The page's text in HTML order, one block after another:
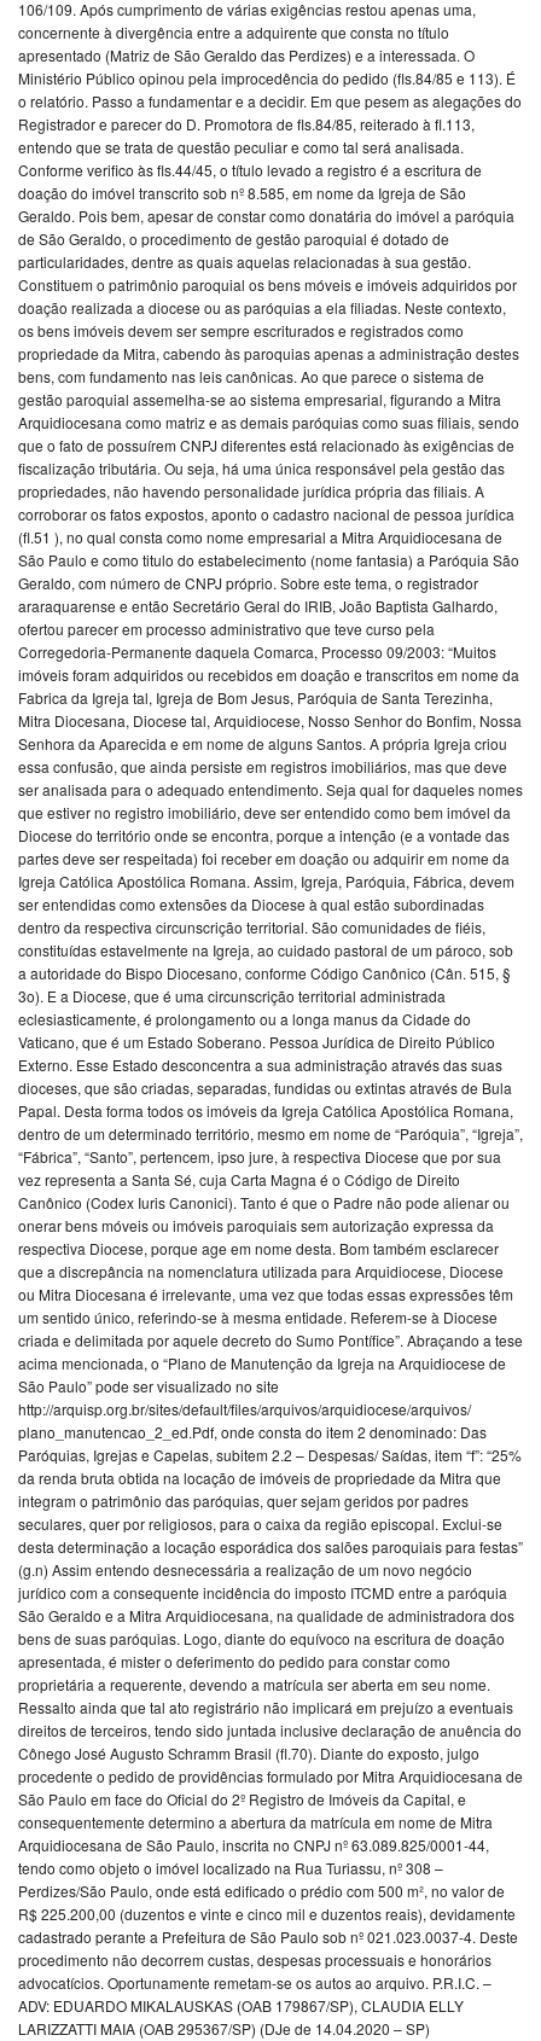
106/109. Após cumprimento de várias exigências restou apenas uma,
concernente à divergência entre a adquirente que consta no título
apresentado (Matriz de São Geraldo das Perdizes) e a interessada. O
Ministério Público opinou pela improcedência do pedido (fls.84/85 e 113). É
o relatório. Passo a fundamentar e a decidir. Em que pesem as alegações do
Registrador e parecer do D. Promotora de fls.84/85, reiterado à fl.113,
entendo que se trata de questão peculiar e como tal será analisada.
Conforme verifico às fls.44/45, o título levado a registro é a escritura de
doação do imóvel transcrito sob nº 8.585, em nome da Igreja de São
Geraldo. Pois bem, apesar de constar como donatária do imóvel a paróquia
de São Geraldo, o procedimento de gestão paroquial é dotado de
particularidades, dentre as quais aquelas relacionadas à sua gestão.
Constituem o patrimônio paroquial os bens móveis e imóveis adquiridos por
doação realizada a diocese ou as paróquias a ela filiadas. Neste contexto,
os bens imóveis devem ser sempre escriturados e registrados como
propriedade da Mitra, cabendo às paroquias apenas a administração destes
bens, com fundamento nas leis canônicas. Ao que parece o sistema de
gestão paroquial assemelha-se ao sistema empresarial, figurando a Mitra
Arquidiocesana como matriz e as demais paróquias como suas filiais, sendo
que o fato de possuírem CNPJ diferentes está relacionado às exigências de
fiscalização tributária. Ou seja, há uma única responsável pela gestão das
propriedades, não havendo personalidade jurídica própria das filiais. A
corroborar os fatos expostos, aponto o cadastro nacional de pessoa jurídica
(fl.51 ), no qual consta como nome empresarial a Mitra Arquidiocesana de
São Paulo e como titulo do estabelecimento (nome fantasia) a Paróquia São
Geraldo, com número de CNPJ próprio. Sobre este tema, o registrador
araraquarense e então Secretário Geral do IRIB, João Baptista Galhardo,
ofertou parecer em processo administrativo que teve curso pela
Corregedoria-Permanente daquela Comarca, Processo 09/2003: “Muitos
imóveis foram adquiridos ou recebidos em doação e transcritos em nome da
Fabrica da Igreja tal, Igreja de Bom Jesus, Paróquia de Santa Terezinha,
Mitra Diocesana, Diocese tal, Arquidiocese, Nosso Senhor do Bonfim, Nossa
Senhora da Aparecida e em nome de alguns Santos. A própria Igreja criou
essa confusão, que ainda persiste em registros imobiliários, mas que deve
ser analisada para o adequado entendimento. Seja qual for daqueles nomes
que estiver no registro imobiliário, deve ser entendido como bem imóvel da
Diocese do território onde se encontra, porque a intenção (e a vontade das
partes deve ser respeitada) foi receber em doação ou adquirir em nome da
Igreja Católica Apostólica Romana. Assim, Igreja, Paróquia, Fábrica, devem
ser entendidas como extensões da Diocese à qual estão subordinadas
dentro da respectiva circunscrição territorial. São comunidades de fiéis,
constituídas estavelmente na Igreja, ao cuidado pastoral de um pároco, sob
a autoridade do Bispo Diocesano, conforme Código Canônico (Cân. 515, §
3o). E a Diocese, que é uma circunscrição territorial administrada
eclesiasticamente, é prolongamento ou a longa manus da Cidade do
Vaticano, que é um Estado Soberano. Pessoa Jurídica de Direito Público
Externo. Esse Estado desconcentra a sua administração através das suas
dioceses, que são criadas, separadas, fundidas ou extintas através de Bula
Papal. Desta forma todos os imóveis da Igreja Católica Apostólica Romana,
dentro de um determinado território, mesmo em nome de “Paróquia”, “Igreja”,
“Fábrica”, “Santo”, pertencem, ipso jure, à respectiva Diocese que por sua
vez representa a Santa Sé, cuja Carta Magna é o Código de Direito
Canônico (Codex Iuris Canonici). Tanto é que o Padre não pode alienar ou
onerar bens móveis ou imóveis paroquiais sem autorização expressa da
respectiva Diocese, porque age em nome desta. Bom também esclarecer
que a discrepância na nomenclatura utilizada para Arquidiocese, Diocese
ou Mitra Diocesana é irrelevante, uma vez que todas essas expressões têm
um sentido único, referindo-se à mesma entidade. Referem-se à Diocese
criada e delimitada por aquele decreto do Sumo Pontífice”. Abraçando a tese
acima mencionada, o “Plano de Manutenção da Igreja na Arquidiocese de
São Paulo” pode ser visualizado no site
http://arquisp.org.br/sites/default/files/arquivos/arquidiocese/arquivos/
plano_manutencao_2_ed.Pdf, onde consta do item 2 denominado: Das
Paróquias, Igrejas e Capelas, subitem 2.2 – Despesas/ Saídas, item “f”: “25%
da renda bruta obtida na locação de imóveis de propriedade da Mitra que
integram o patrimônio das paróquias, quer sejam geridos por padres
seculares, quer por religiosos, para o caixa da região episcopal. Exclui-se
desta determinação a locação esporádica dos salões paroquiais para festas”
(g.n) Assim entendo desnecessária a realização de um novo negócio
jurídico com a consequente incidência do imposto ITCMD entre a paróquia
São Geraldo e a Mitra Arquidiocesana, na qualidade de administradora dos
bens de suas paróquias. Logo, diante do equívoco na escritura de doação
apresentada, é mister o deferimento do pedido para constar como
proprietária a requerente, devendo a matrícula ser aberta em seu nome.
Ressalto ainda que tal ato registrário não implicará em prejuízo a eventuais
direitos de terceiros, tendo sido juntada inclusive declaração de anuência do
Cônego José Augusto Schramm Brasil (fl.70). Diante do exposto, julgo
procedente o pedido de providências formulado por Mitra Arquidiocesana de
São Paulo em face do Oficial do 2º Registro de Imóveis da Capital, e
consequentemente determino a abertura da matrícula em nome de Mitra
Arquidiocesana de São Paulo, inscrita no CNPJ nº 63.089.825/0001-44,
tendo como objeto o imóvel localizado na Rua Turiassu, nº 308 –
Perdizes/São Paulo, onde está edificado o prédio com 500 m², no valor de
R$ 225.200,00 (duzentos e vinte e cinco mil e duzentos reais), devidamente
cadastrado perante a Prefeitura de São Paulo sob nº 021.023.0037-4. Deste
procedimento não decorrem custas, despesas processuais e honorários
advocatícios. Oportunamente remetam-se os autos ao arquivo. P.R.I.C. –
ADV: EDUARDO MIKALAUSKAS (OAB 179867/SP), CLAUDIA ELLY
LARIZZATTI MAIA (OAB 295367/SP) (DJe de 14.04.2020 – SP)